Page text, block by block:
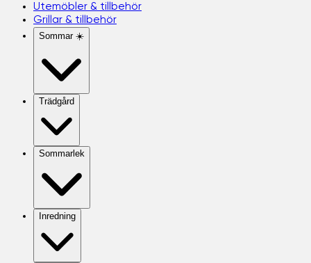
Utemöbler & tillbehör
Grillar & tillbehör
Sommar ☀️
Trädgård
Sommarlek
Inredning